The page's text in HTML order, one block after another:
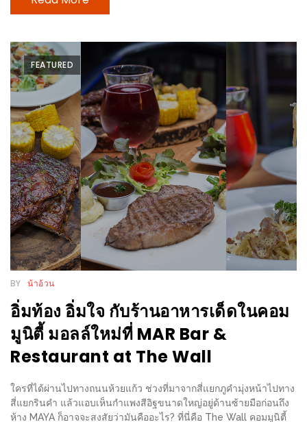
200
เบาะแส
ความ
อร่อย
ตาม
รอย
น้า
อ้วน
ชวน
หิว
น้า
อ้วน
ติดต่อ
อ้วน
FEATURED
BY น้าอ้วน
อิ่มท้อง อิ่มใจ กับร้านอาหารเด็ดในคอม
มูนิตี้ มอลล์ใหม่ที่ MAR Bar &
Restaurant at The Wall
ใครที่ได้ผ่านไปทางถนนห้วยแก้ว ช่วงที่มาจากสี่แยกภูคำมุ่งหน้าไปทาง
สี่แยกรินคำ แล้วแอบเห็นกำแพงสีอิฐขนาดใหญ่อยู่ด้านซ้ายมือก่อนถึง
ห้าง MAYA ก็อาจจะสงสัยว่ามันคืออะไร? ที่นี่คือ The Wall คอมมูนิตี้